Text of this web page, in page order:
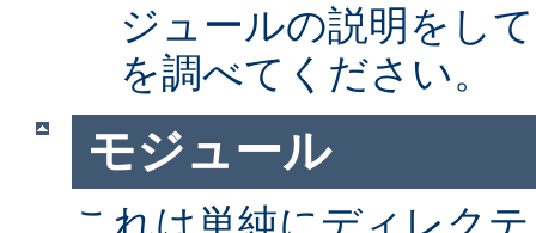
ジュールの説明をし
を調べてください。
モジュール
これは単純にディレク